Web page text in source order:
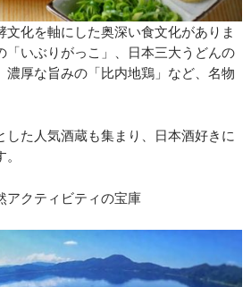
文化を軸にした奥深い食文化がありま
「いぶりがっこ」、日本三大うどんの
濃厚な旨みの「比内地鶏」など、名物
した人気酒蔵も集まり、日本酒好きに
アクティビティの宝庫